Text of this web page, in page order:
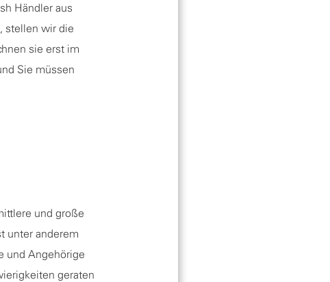
Händler aus
stellen wir die
sie erst im
Sie müssen
und große
unter anderem
und Angehörige
geraten